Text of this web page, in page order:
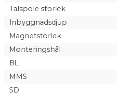
Talspole storlek
Inbyggnadsdjup
Magnetstorlek
Monteringshål
BL
MMS
SD